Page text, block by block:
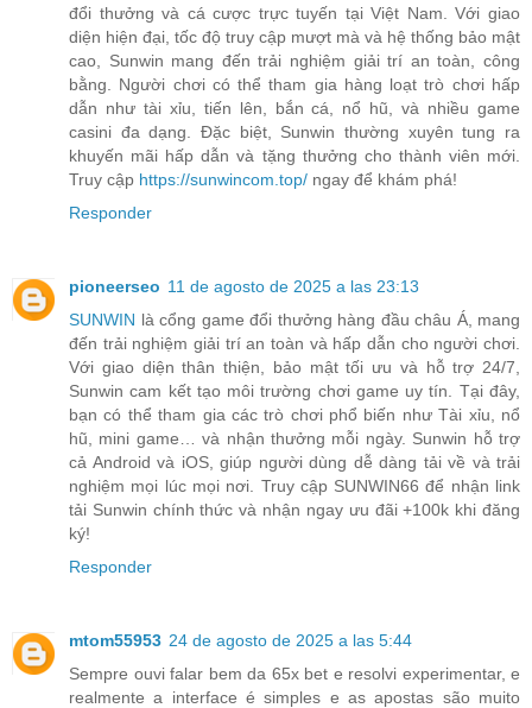
đổi thưởng và cá cược trực tuyến tại Việt Nam. Với giao
diện hiện đại, tốc độ truy cập mượt mà và hệ thống bảo mật
cao, Sunwin mang đến trải nghiệm giải trí an toàn, công
bằng. Người chơi có thể tham gia hàng loạt trò chơi hấp
dẫn như tài xỉu, tiến lên, bắn cá, nổ hũ, và nhiều game
casini đa dạng. Đặc biệt, Sunwin thường xuyên tung ra
khuyến mãi hấp dẫn và tặng thưởng cho thành viên mới.
Truy cập https://sunwincom.top/ ngay để khám phá!
Responder
pioneerseo 11 de agosto de 2025 a las 23:13
SUNWIN là cổng game đổi thưởng hàng đầu châu Á, mang
đến trải nghiệm giải trí an toàn và hấp dẫn cho người chơi.
Với giao diện thân thiện, bảo mật tối ưu và hỗ trợ 24/7,
Sunwin cam kết tạo môi trường chơi game uy tín. Tại đây,
bạn có thể tham gia các trò chơi phổ biến như Tài xỉu, nổ
hũ, mini game… và nhận thưởng mỗi ngày. Sunwin hỗ trợ
cả Android và iOS, giúp người dùng dễ dàng tải về và trải
nghiệm mọi lúc mọi nơi. Truy cập SUNWIN66 để nhận link
tải Sunwin chính thức và nhận ngay ưu đãi +100k khi đăng
ký!
Responder
mtom55953 24 de agosto de 2025 a las 5:44
Sempre ouvi falar bem da 65x bet e resolvi experimentar, e
realmente a interface é simples e as apostas são muito